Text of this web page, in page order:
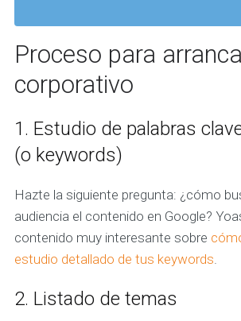
Proceso para
corporativo
1. Estudio de palabras
(o keywords)
Hazte la siguiente pregunta: ¿cómo
audiencia el contenido en Google?
contenido muy interesante sobre
estudio detallado de tus keywords.
2. Listado de temas